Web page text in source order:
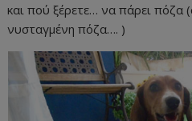
και πού ξέρετε… να πάρει πόζα
νυσταγμένη πόζα…. )